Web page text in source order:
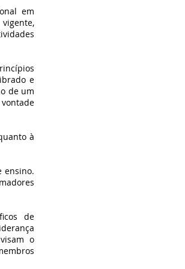
em
e
de um
à
ensino.
de
o